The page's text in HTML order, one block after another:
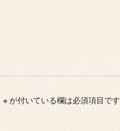
※ が付いている欄は必須項目です